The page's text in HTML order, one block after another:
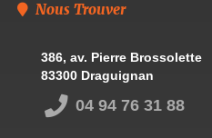
Nous Trouver
386, av. Pierre Brossolette
83300 Draguignan
04 94 76 31 88